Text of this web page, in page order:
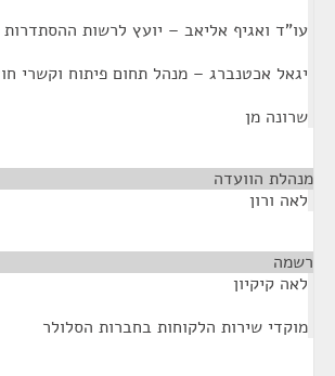
עו"ד ואגיף אליאב – יועץ לרשות ההסתדרות
יגאל אכטנברג – מנהל תחום פיתוח וקשרי
שרונה מן
מנהלת הוועדה
לאה ורון
רשמה
לאה קיקיון
מוקדי שירות הלקוחות בחברות הסלולר